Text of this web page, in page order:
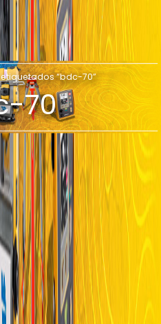
“bdc-70”
70